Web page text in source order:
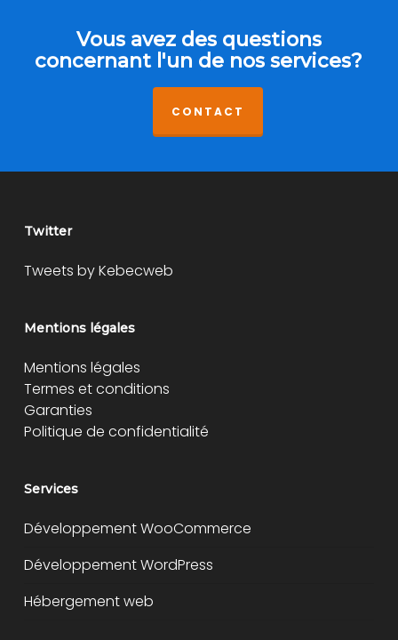
Vous avez des questions
concernant l'un de nos services?
CONTACT
Twitter
Tweets by Kebecweb
Mentions légales
Mentions légales
Termes et conditions
Garanties
Politique de confidentialité
Services
Développement WooCommerce
Développement WordPress
Hébergement web